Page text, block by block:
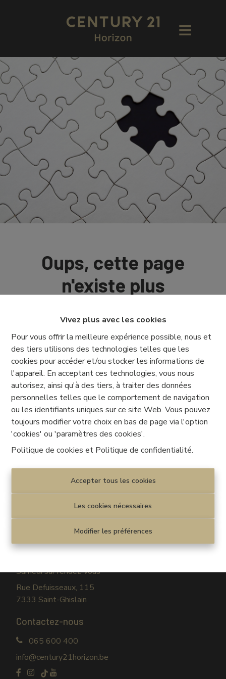
Vivez plus avec les cookies
Pour vous offrir la meilleure expérience possible, nous et
des tiers utilisons des technologies telles que les
cookies pour accéder et/ou stocker les informations de
l'appareil. En acceptant ces technologies, vous nous
autorisez, ainsi qu'à des tiers, à traiter des données
personnelles telles que le comportement de navigation
ou les identifiants uniques sur ce site Web. Vous pouvez
toujours modifier votre choix en bas de page via l'option
'cookies' ou 'paramètres des cookies'.
Politique de cookies et Politique de confidentialité.
Accepter tous les cookies
Les cookies nécessaires
Modifier les préférences
Oups, cette page
n'existe plus
À Vendre À Louer
Disclaimer
Privacy statement
Cookie policy|Paramètres des cookies
© CENTURY 21 Horizon
Lundi au vendredi
Samedi sur rendez-vous
Rue Defuisseaux, 115
7333 Saint-Ghislain
Contactez-nous
065 600 400
info@century21horizon.be